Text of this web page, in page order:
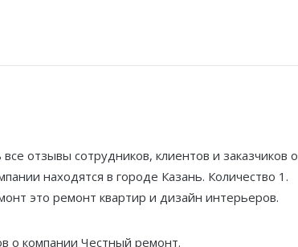
отзывы сотрудников, клиентов и заказчиков о
находятся в городе Казань. Количество 1.
это ремонт квартир и дизайн интерьеров.
о компании Честный ремонт.